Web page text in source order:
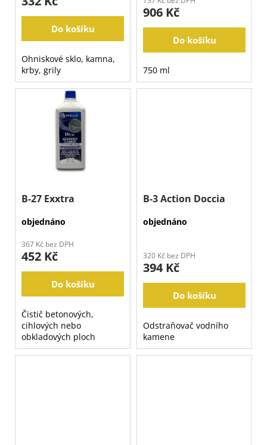
Do košíku
Ohniskové sklo, kamna,
krby, grily
906 Kč
Do košíku
750 ml
B-27 Exxtra
objednáno
367 Kč bez DPH
452 Kč
Do košíku
Čistič betonových,
cihlových nebo
obkladových ploch
B-3 Action Doccia
objednáno
320 Kč bez DPH
394 Kč
Do košíku
Odstraňovač vodního
kamene